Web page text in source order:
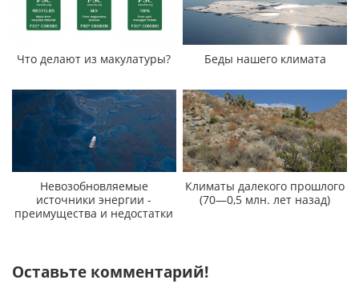
Что делают из макулатуры? Беды нашего климата
Невозобновляемые
источники энергии -
преимущества и недостатки
Климаты далекого прошлого
(70—0,5 млн. лет назад)
Оставьте комментарий!